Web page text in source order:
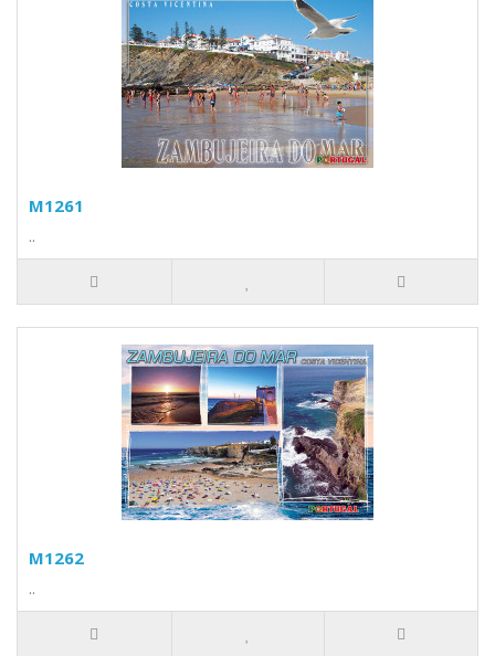
M1261
..
M1262
..